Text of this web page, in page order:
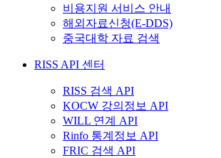
비용지원 서비스 안내
해외자료신청(E-DDS)
중국대학 자료 검색
RISS API 센터
RISS 검색 API
KOCW 강의정보 API
WILL 연계 API
Rinfo 통계정보 API
FRIC 검색 API